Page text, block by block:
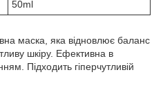
50ml
маска, яка відновлює баланс
шкіру. Ефективна в
Підходить гіперчутливій